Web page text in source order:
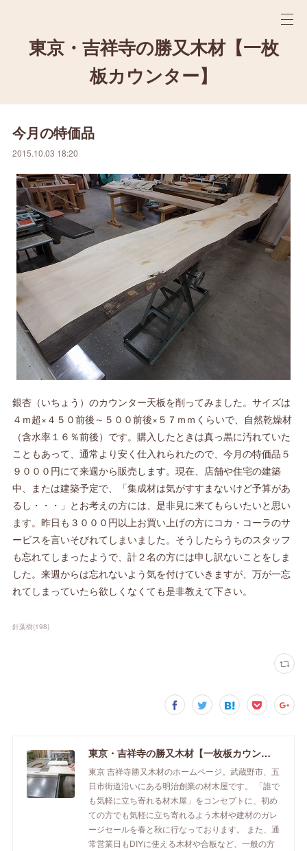
東京・吉祥寺の勝又木材【一枚
板カウンター】
今月の特価品
2015.10.03 18:20
銀杏（いちょう）のカウンター天板を削ってみました。サイズは
４ｍ超×４５０前後～５００前後×５７ｍｍくらいで、自然乾燥材
（含水率１６％前後）です。購入したときは真っ黒に汚れていた
こともあって、通常より安く仕入れられたので、今月の特価品５
９０００円にて来週から販売します。現在、店舗や住宅の建築
中、または建築予定で、「集成材は気がすすまないけど予算があ
るし・・・」とお考えの方には、是非見に来てもらいたいと思い
ます。昨日も３０００円以上お買い上げの方にコカ・コーラのサ
ービスを言いそびれてしまいました。そうしたらうちのスタッフ
も忘れてしまったようで、計２名の方には申し訳ないことをしま
した。来週からは忘れないよう気を付けていきますが、万が一忘
れてしまっていたら欲しくなくても是非教えて下さい。
針葉樹(198)
東京・吉祥寺の勝又木材【一枚板カウンター】
東京 吉祥寺勝又木材のホームページ。武蔵野市、五
日市街道沿いにある明治創業の材木屋です。 「誰で
も気軽に立ち寄れる材木屋」をコンセプトに、初め
ての方でも気軽に立ち寄れるよう木材や建材のガレ
ージセールを春と秋に行なっております。 また、通
常営業日もDIYに使える木材や合板など、一般の方